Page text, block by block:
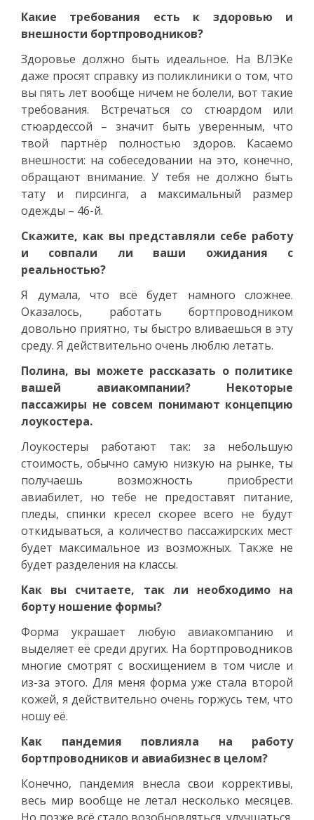
Какие требования есть к здоровью и
внешности бортпроводников?
Здоровье должно быть идеальное. На ВЛЭКе
даже просят справку из поликлиники о том, что
вы пять лет вообще ничем не болели, вот такие
требования. Встречаться со стюардом или
стюардессой – значит быть уверенным, что
твой партнёр полностью здоров. Касаемо
внешности: на собеседовании на это, конечно,
обращают внимание. У тебя не должно быть
тату и пирсинга, а максимальный размер
одежды – 46-й.
Скажите, как вы представляли себе работу
и совпали ли ваши ожидания с
реальностью?
Я думала, что всё будет намного сложнее.
Оказалось, работать бортпроводником
довольно приятно, ты быстро вливаешься в эту
среду. Я действительно очень люблю летать.
Полина, вы можете рассказать о политике
вашей авиакомпании? Некоторые
пассажиры не совсем понимают концепцию
лоукостера.
Лоукостеры работают так: за небольшую
стоимость, обычно самую низкую на рынке, ты
получаешь возможность приобрести
авиабилет, но тебе не предоставят питание,
пледы, спинки кресел скорее всего не будут
откидываться, а количество пассажирских мест
будет максимальное из возможных. Также не
будет разделения на классы.
Как вы считаете, так ли необходимо на
борту ношение формы?
Форма украшает любую авиакомпанию и
выделяет её среди других. На бортпроводников
многие смотрят с восхищением в том числе и
из-за этого. Для меня форма уже стала второй
кожей, я действительно очень горжусь тем, что
ношу её.
Как пандемия повлияла на работу
бортпроводников и авиабизнес в целом?
Конечно, пандемия внесла свои коррективы,
весь мир вообще не летал несколько месяцев.
Но позже всё стало возобновляться, улучшаться,